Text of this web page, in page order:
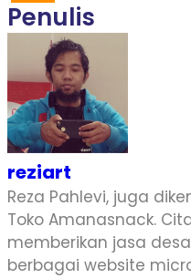
Penulis
reziart
Reza Pahlevi, juga
Toko Amanasnack.
memberikan jasa
berbagai website